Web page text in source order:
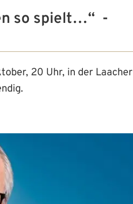
so spielt…“ -
20 Uhr, in der Laacher